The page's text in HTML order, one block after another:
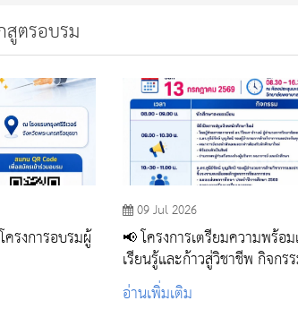
ตรอบรม
รงการอบรมผู้
09 Jul 2026
📢 โครงการเตรียมความพร้อ
เรียนรู้และก้าวสู่วิชาชีพ กิจกร
ปฐมนิเทศและเตรียมความพร้อ
เรียนรู้ นักศึกษาผู้ช่วยพยาบาล
อ่านเพิ่มเติม